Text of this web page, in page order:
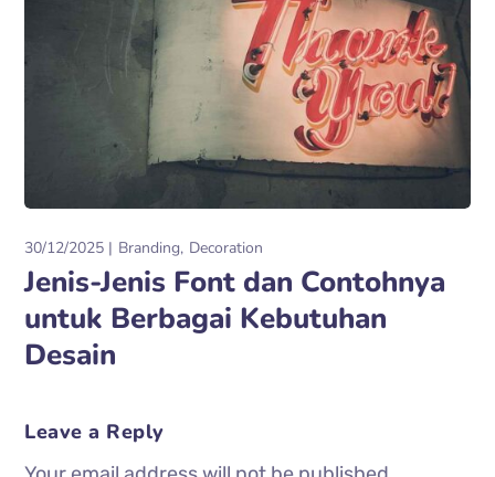
30/12/2025 Branding Decoration
Jenis-Jenis Font dan Contohnya
untuk Berbagai Kebutuhan
Desain
Leave a Reply